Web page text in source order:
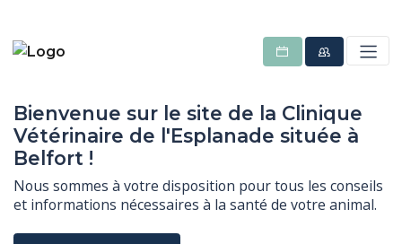
Bienvenue sur le site de la Clinique
Vétérinaire de l'Esplanade située à
Belfort !
Nous sommes à votre disposition pour tous les conseils
et informations nécessaires à la santé de votre animal.